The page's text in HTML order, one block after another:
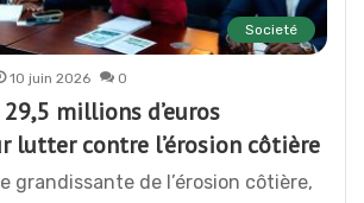
Societé
10 juin 2026 0
millions d’euros
lutter contre l’érosion côtière
grandissante de l’érosion côtière,